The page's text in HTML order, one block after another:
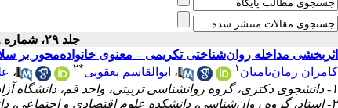
جلد ۲۹، شماره ۹ - ( ۹-۱۴۰۱ )
اثربخشی مداخله روان‌شناختی تکریمی – معنوی خانواده‌محور بر
کامران زمان‌نامیان ۱ ، ابوالقاسم یعقوبی*۲ ،
۱- دانشجوی دکتری، گروه روانشناسی تربیتی، واحد قم، دانشگاه آزاد اسلامی، قم، ایران،
۲- استاد، گروه روان‌شناسی، دانشکده علوم اقتصادی و اجتماعی، دانشگاه بوعلی سینا، همدان، ایران ،